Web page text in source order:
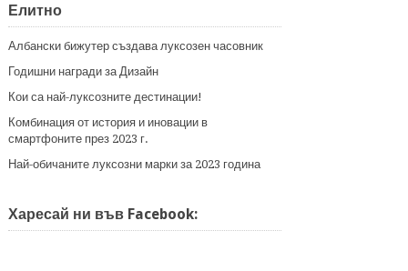
Елитно
Албански бижутер създава луксозен часовник
Годишни награди за Дизайн
Кои са най-луксозните дестинации!
Комбинация от история и иновации в
смартфоните през 2023 г.
Най-обичаните луксозни марки за 2023 година
Харесай ни във Facebook: